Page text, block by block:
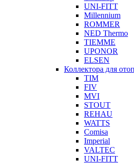
UNI-FITT
Millennium
ROMMER
NED Thermo
TIEMME
UPONOR
ELSEN
Коллектора для
TIM
FIV
MVI
STOUT
REHAU
WATTS
Comisa
Imperial
VALTEC
UNI-FITT